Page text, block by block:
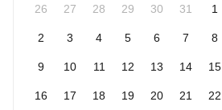
26 27 28 29 30 31 1
2 3 4 5 6 7 8
9 10 11 12 13 14 15
16 17 18 19 20 21 22